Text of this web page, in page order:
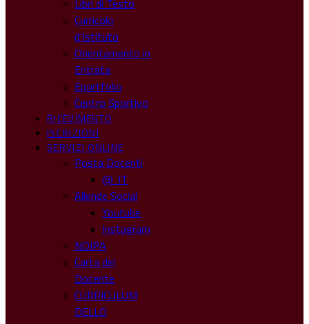
Libri di Testo
Curricolo
d’Istituto
Orientamento in
Entrata
Eportfolio
Centro Sportivo
RICEVIMENTO
ISCRIZIONI
SERVIZI ONLINE
Posta Docenti
@ .IT
Allende Social
Youtube
Instagram
NOIPA
Carta del
Docente
CURRICULUM
DELLO